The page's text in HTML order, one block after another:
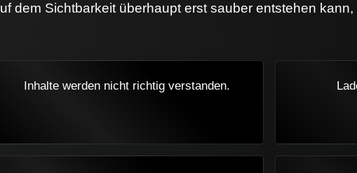
dem Sichtbarkeit überhaupt erst sauber entstehen
Inhalte werden nicht richtig verstanden.